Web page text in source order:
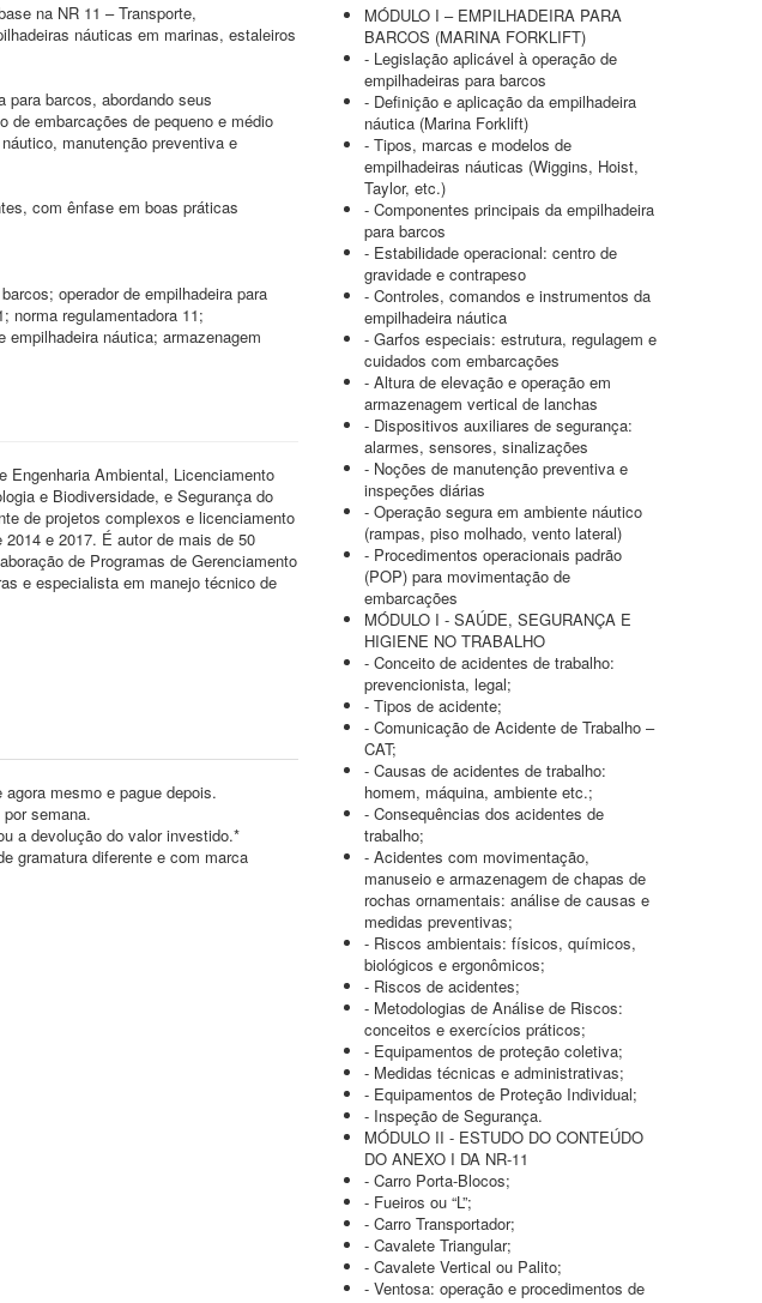
na NR 11 – Transporte,
náuticas em marinas, estaleiros
para barcos, abordando seus
embarcações de pequeno e médio
manutenção preventiva e
com ênfase em boas práticas
operador de empilhadeira para
norma regulamentadora 11;
náutica; armazenagem
Engenharia Ambiental, Licenciamento
e Biodiversidade, e Segurança do
de projetos complexos e licenciamento
e 2017. É autor de mais de 50
de Programas de Gerenciamento
e especialista em manejo técnico de
mesmo e pague depois.
semana.
a devolução do valor investido.*
gramatura diferente e com marca
MÓDULO I – EMPILHADEIRA PARA
BARCOS (MARINA FORKLIFT)
- Legislação aplicável à operação de
empilhadeiras para barcos
- Definição e aplicação da empilhadeira
náutica (Marina Forklift)
- Tipos, marcas e modelos de
empilhadeiras náuticas (Wiggins, Hoist,
Taylor, etc.)
- Componentes principais da empilhadeira
para barcos
- Estabilidade operacional: centro de
gravidade e contrapeso
- Controles, comandos e instrumentos da
empilhadeira náutica
- Garfos especiais: estrutura, regulagem e
cuidados com embarcações
- Altura de elevação e operação em
armazenagem vertical de lanchas
- Dispositivos auxiliares de segurança:
alarmes, sensores, sinalizações
- Noções de manutenção preventiva e
inspeções diárias
- Operação segura em ambiente náutico
(rampas, piso molhado, vento lateral)
- Procedimentos operacionais padrão
(POP) para movimentação de
embarcações
MÓDULO I - SAÚDE, SEGURANÇA E
HIGIENE NO TRABALHO
- Conceito de acidentes de trabalho:
prevencionista, legal;
- Tipos de acidente;
- Comunicação de Acidente de Trabalho –
CAT;
- Causas de acidentes de trabalho:
homem, máquina, ambiente etc.;
- Consequências dos acidentes de
trabalho;
- Acidentes com movimentação,
manuseio e armazenagem de chapas de
rochas ornamentais: análise de causas e
medidas preventivas;
- Riscos ambientais: físicos, químicos,
biológicos e ergonômicos;
- Riscos de acidentes;
- Metodologias de Análise de Riscos:
conceitos e exercícios práticos;
- Equipamentos de proteção coletiva;
- Medidas técnicas e administrativas;
- Equipamentos de Proteção Individual;
- Inspeção de Segurança.
MÓDULO II - ESTUDO DO CONTEÚDO
DO ANEXO I DA NR-11
- Carro Porta-Blocos;
- Fueiros ou “L”;
- Carro Transportador;
- Cavalete Triangular;
- Cavalete Vertical ou Palito;
- Ventosa: operação e procedimentos de